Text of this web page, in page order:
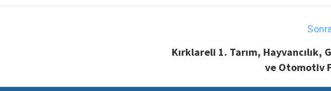
Kırklareli 1. Tarım, Hayvancılık,
ve Otomotiv